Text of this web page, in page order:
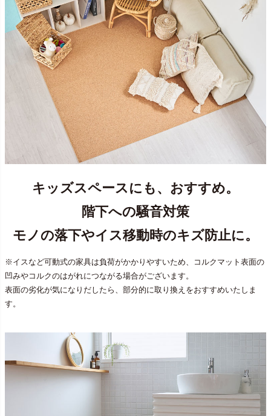
キッズスペースにも、おすすめ。
階下への騒音対策
モノの落下やイス移動時のキズ防止に。
※イスなど可動式の家具は負荷がかかりやすいため、コルクマット表面の
凹みやコルクのはがれにつながる場合がございます。
表面の劣化が気になりだしたら、部分的に取り換えをおすすめいたしま
す。